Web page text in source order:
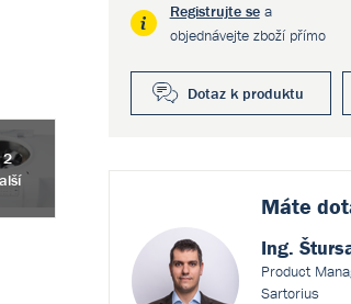
2
Registrujte sea
objednávejte zboží přímo
Dotaz k produktu
Máte
Ing.
Product
Sartorius